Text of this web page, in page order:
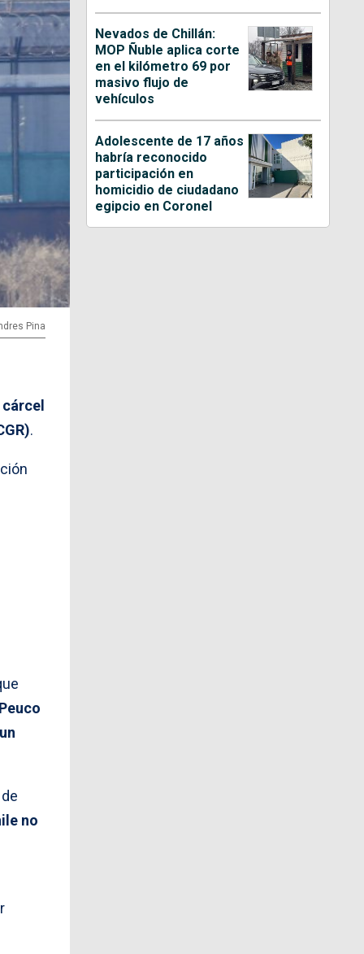
Pina
.
no
Nevados de Chillán:
MOP Ñuble aplica corte
en el kilómetro 69 por
masivo flujo de
vehículos
Adolescente de 17 años
habría reconocido
participación en
homicidio de ciudadano
egipcio en Coronel